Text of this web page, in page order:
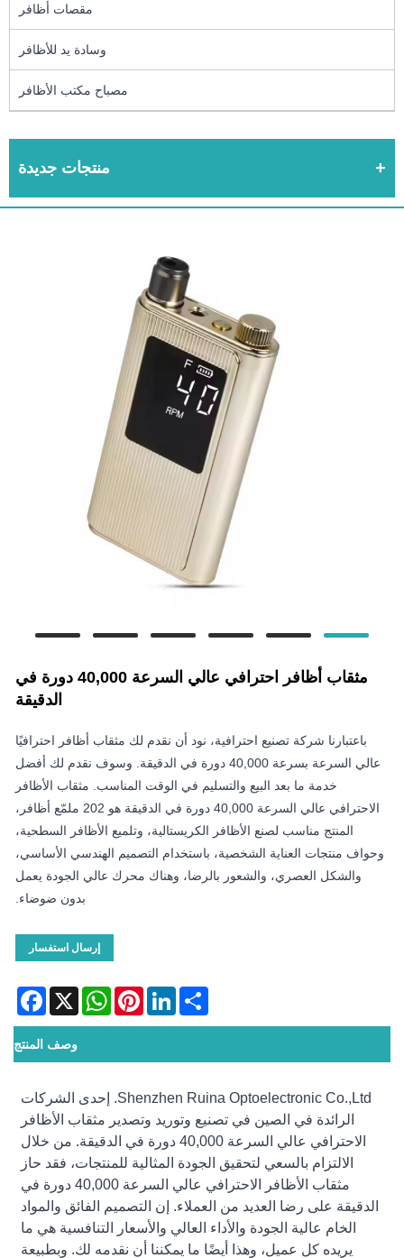
مقصات أظافر
وسادة يد للأظافر
مصباح مكتب الأظافر
منتجات جديدة
مثقاب أظافر احترافي عالي السرعة 40,000 دورة في
الدقيقة
باعتبارنا شركة تصنيع احترافية، نود أن نقدم لك مثقاب أظافر احترافيًا
عالي السرعة بسرعة 40,000 دورة في الدقيقة. وسوف نقدم لك أفضل
خدمة ما بعد البيع والتسليم في الوقت المناسب. مثقاب الأظافر
الاحترافي عالي السرعة 40,000 دورة في الدقيقة هو 202 ملمّع أظافر،
المنتج مناسب لصنع الأظافر الكريستالية، وتلميع الأظافر السطحية،
وحواف منتجات العناية الشخصية، باستخدام التصميم الهندسي الأساسي،
والشكل العصري، والشعور بالرضا، وهناك محرك عالي الجودة يعمل
بدون ضوضاء.
إرسال استفسار
X
WhatsAppPinterestLinkedInShare
وصف المنتج
Shenzhen Ruina Optoelectronic Co.,Ltd. إحدى الشركات
الرائدة في الصين في تصنيع وتوريد وتصدير مثقاب الأظافر
الاحترافي عالي السرعة 40,000 دورة في الدقيقة. من خلال
الالتزام بالسعي لتحقيق الجودة المثالية للمنتجات، فقد حاز
مثقاب الأظافر الاحترافي عالي السرعة 40,000 دورة في
الدقيقة على رضا العديد من العملاء. إن التصميم الفائق والمواد
الخام عالية الجودة والأداء العالي والأسعار التنافسية هي ما
يريده كل عميل، وهذا أيضًا ما يمكننا أن نقدمه لك. وبطبيعة